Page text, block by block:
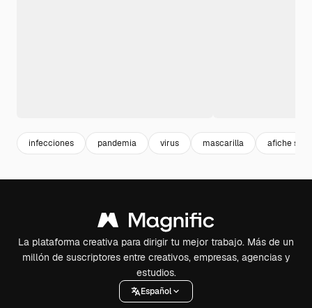
infecciones pandemia virus mascarilla afiche
La plataforma creativa para dirigir tu mejor trabajo. Más de un
millón de suscriptores entre creativos, empresas, agencias y
estudios.
Español